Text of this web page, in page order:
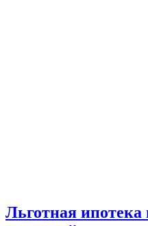
Льготная ипотека